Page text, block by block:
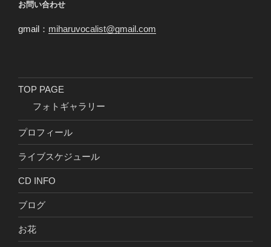
お問い合わせ
gmail： miharuvocalist@gmail.com
TOP PAGE
フォトギャラリー
プロフィール
ライブスケジュール
CD INFO
ブログ
お花